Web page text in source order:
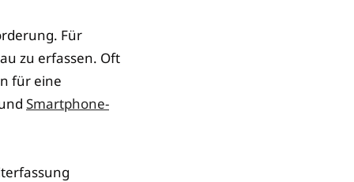
Für
zu erfassen. Oft
für eine
Smartphone-